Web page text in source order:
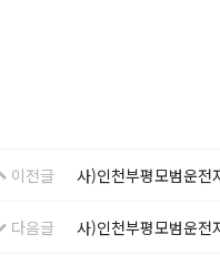
이전글 사)인천부평모범운전
다음글 사)인천부평모범운전